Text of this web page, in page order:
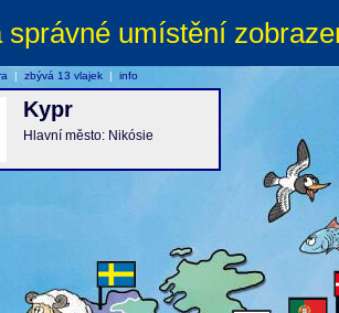
správné umístění
Kypr
Hlavní město: Nikósie
| zbývá 13 vlajek | info